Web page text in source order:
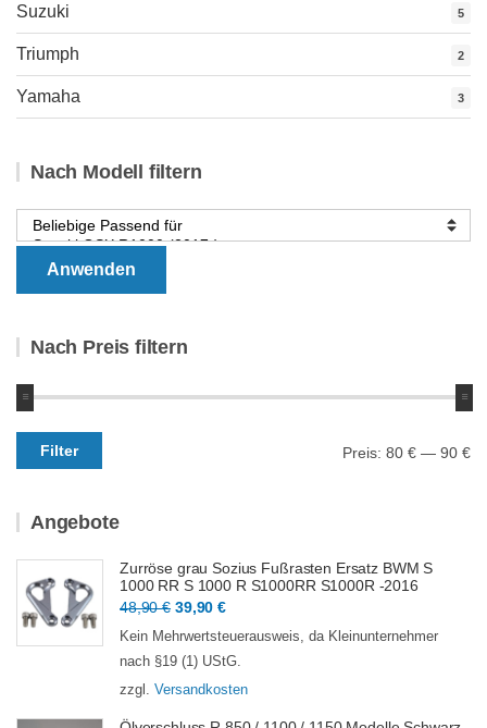
Suzuki 5
Triumph 2
Yamaha 3
Nach Modell filtern
Anwenden
Nach Preis filtern
Min.
Preis
Max.
Preis
Filter Preis: 80 € — 90 €
Angebote
Zurröse grau Sozius Fußrasten Ersatz BWM S
1000 RR S 1000 R S1000RR S1000R -2016
48,90€ Ursprünglicher
Preis
war:
48,90 €
39,90€Aktueller
Preis
ist:
39,90 €.
Kein Mehrwertsteuerausweis, da Kleinunternehmer
nach §19 (1) UStG.
zzgl. Versandkosten